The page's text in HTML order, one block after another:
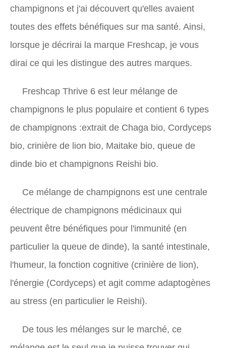
champignons et j'ai découvert qu'elles avaient
toutes des effets bénéfiques sur ma santé. Ainsi,
lorsque je décrirai la marque Freshcap, je vous
dirai ce qui les distingue des autres marques.
Freshcap Thrive 6 est leur mélange de
champignons le plus populaire et contient 6 types
de champignons :extrait de Chaga bio, Cordyceps
bio, crinière de lion bio, Maitake bio, queue de
dinde bio et champignons Reishi bio.
Ce mélange de champignons est une centrale
électrique de champignons médicinaux qui
peuvent être bénéfiques pour l'immunité (en
particulier la queue de dinde), la santé intestinale,
l'humeur, la fonction cognitive (crinière de lion),
l'énergie (Cordyceps) et agit comme adaptogènes
au stress (en particulier le Reishi).
De tous les mélanges sur le marché, ce